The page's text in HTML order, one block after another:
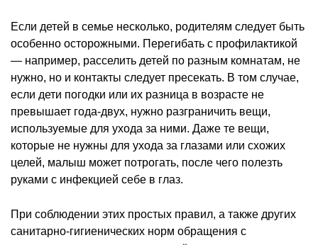
Если детей в семье несколько, родителям следует быть
особенно осторожными. Перегибать с профилактикой
— например, расселить детей по разным комнатам, не
нужно, но и контакты следует пресекать. В том случае,
если дети погодки или их разница в возрасте не
превышает года-двух, нужно разграничить вещи,
используемые для ухода за ними. Даже те вещи,
которые не нужны для ухода за глазами или схожих
целей, малыш может потрогать, после чего полезть
руками с инфекцией себе в глаз.
При соблюдении этих простых правил, а также других
санитарно-гигиенических норм обращения с